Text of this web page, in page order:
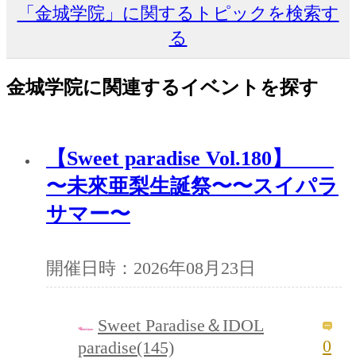
「金城学院」に関するトピックを検索す
る
金城学院に関連するイベントを探す
【Sweet paradise Vol.180】
〜未來亜梨生誕祭〜〜スイパラ
サマー〜
開催日時：2026年08月23日
Sweet Paradise＆IDOL
paradise(145)
0